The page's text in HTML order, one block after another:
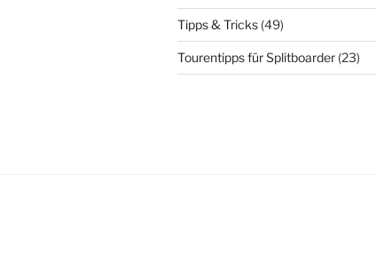
Tipps & Tricks(49)
Tourentipps für Splitboarder(23)